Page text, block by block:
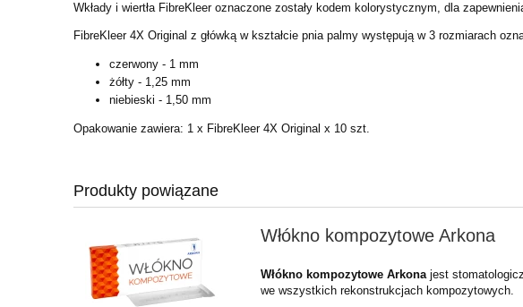
Wkłady i wiertła FibreKleer oznaczone zostały kodem kolorystycznym, dla
FibreKleer 4X Original z główką w kształcie pnia palmy występują w 3 rozmiarach
czerwony - 1 mm
żółty - 1,25 mm
niebieski - 1,50 mm
Opakowanie zawiera: 1 x FibreKleer 4X Original x 10 szt.
Produkty powiązane
Włókno kompozytowe Arkona
Włókno kompozytowe Arkonajest
we wszystkich rekonstrukcjach kompozytowych.